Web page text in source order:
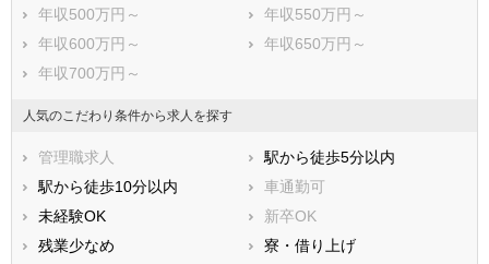
年収500万円～
年収550万円～
年収600万円～
年収650万円～
年収700万円～
人気のこだわり条件から求人を探す
管理職求人
駅から徒歩5分以内
駅から徒歩10分以内
車通勤可
未経験OK
新卒OK
残業少なめ
寮・借り上げ